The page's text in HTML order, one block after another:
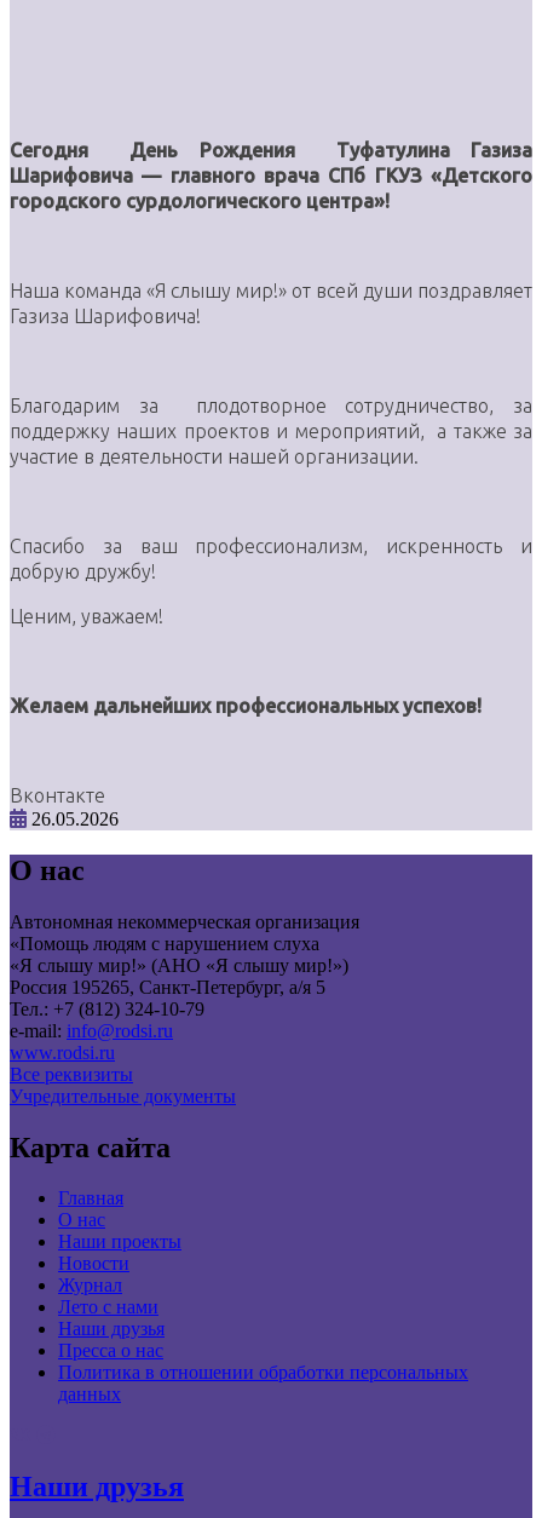
Сегодня День Рождения Туфатулина Газиза
Шарифовича — главного врача СПб ГКУЗ «Детского
городского сурдологического центра»!
Наша команда «Я слышу мир!» от всей души поздравляет
Газиза Шарифовича!
Благодарим за плодотворное сотрудничество, за
поддержку наших проектов и мероприятий, а также за
участие в деятельности нашей организации.
Спасибо за ваш профессионализм, искренность и
добрую дружбу!
Ценим, уважаем!
Желаем дальнейших профессиональных успехов!
Вконтакте
26.05.2026
О нас
Автономная некоммерческая организация
«Помощь людям с нарушением слуха
«Я слышу мир!» (АНО «Я слышу мир!»)
Россия 195265, Санкт-Петербург, а/я 5
Тел.: +7 (812) 324-10-79
e-mail: info@rodsi.ru
www.rodsi.ru
Все реквизиты
Учредительные документы
Карта сайта
Главная
О нас
Наши проекты
Новости
Журнал
Лето с нами
Наши друзья
Пресса о нас
Политика в отношении обработки персональных
данных
Наши друзья